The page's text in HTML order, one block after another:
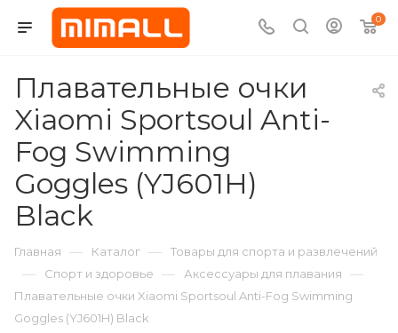
0
Плавательные очки
Xiaomi Sportsoul Anti-
Fog Swimming
Goggles (YJ601H)
Black
Главная — Каталог — Товары для спорта и развлечений
— Спорт и здоровье — Аксессуары для плавания —
Плавательные очки Xiaomi Sportsoul Anti-Fog Swimming
Goggles (YJ601H) Black